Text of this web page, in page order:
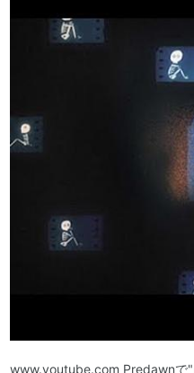
www.youtube.com Predawnで